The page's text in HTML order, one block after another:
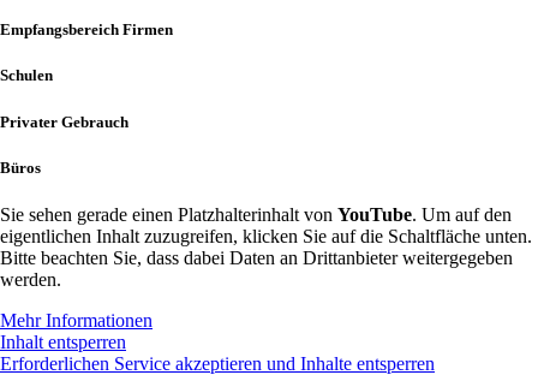
gewählt
Empfangsbereich Firmen
Schulen
Privater Gebrauch
Büros
Sie sehen gerade einen Platzhalterinhalt von YouTube. Um auf den
eigentlichen Inhalt zuzugreifen, klicken Sie auf die Schaltfläche unten.
Bitte beachten Sie, dass dabei Daten an Drittanbieter weitergegeben
werden.
Mehr Informationen
Inhalt entsperren
Erforderlichen Service akzeptieren und Inhalte entsperren